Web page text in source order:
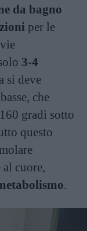
da bagno
per le
3-4
si deve
che
gradi sotto
questo
cuore,
.